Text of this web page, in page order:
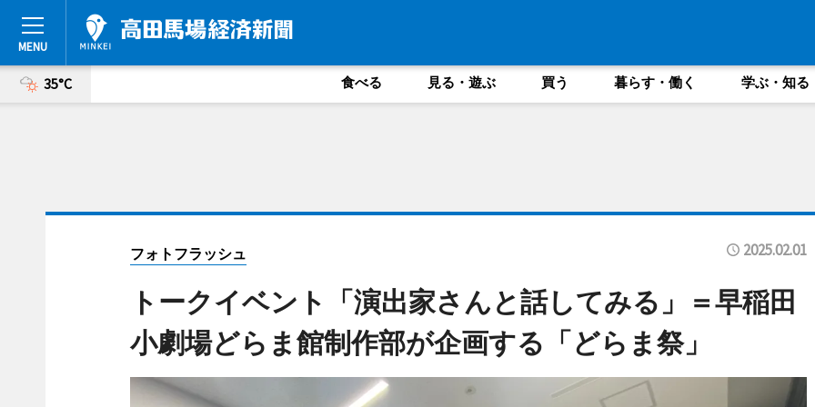
35°C 食べる 見る・遊ぶ 買う 暮らす・働く 学ぶ・知る
フォトフラッシュ 2025.02.01
トークイベント「演出家さんと話してみる」＝早稲田
小劇場どらま館制作部が企画する「どらま祭」